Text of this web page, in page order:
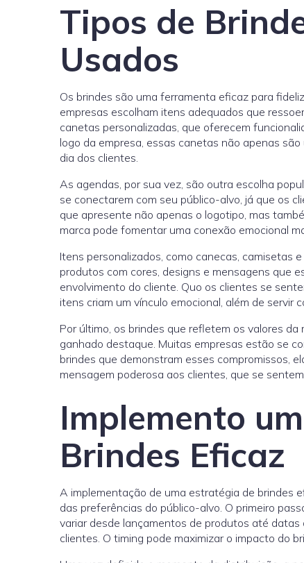
Tipos de
Usados
Os brindes são uma ferramenta eficaz para
empresas escolham itens adequados que
canetas personalizadas, que oferecem
logo da empresa, essas canetas não apenas
dia dos clientes.
As agendas, por sua vez, são outra escolha
se conectarem com seu público-alvo, já que os
que apresente não apenas o logotipo, mas
marca pode fomentar uma conexão emocional
Itens personalizados, como canecas, camisetas
produtos com cores, designs e mensagens que
envolvimento do cliente. Quo os clientes se
itens criam um vínculo emocional, além de servir
Por último, os brindes que refletem os valores
ganhado destaque. Muitas empresas estão se
brindes que demonstram esses compromissos,
mensagem poderosa aos clientes, que se
Implemento
Brindes Eficaz
A implementação de uma estratégia de brindes
das preferências do público-alvo. O primeiro
variar desde lançamentos de produtos até
clientes. O timing pode maximizar o impacto do